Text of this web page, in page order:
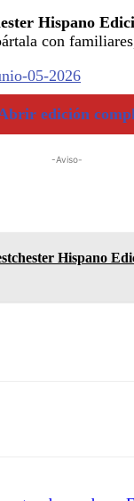
Hispano
con
edición
-Aviso-
Hispano